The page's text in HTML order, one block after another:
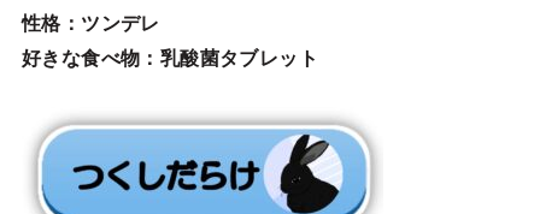
性格：ツンデレ
好きな食べ物：乳酸菌タブレット